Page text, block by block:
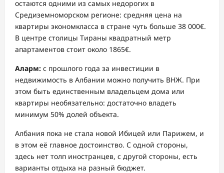
остаются одними из самых недорогих в
Средиземноморском регионе: средняя цена на
квартиры экономкласса в стране чуть больше 38 000€.
В центре столицы Тираны квадратный метр
апартаментов стоит около 1865€.
Аларм: с прошлого года за инвестиции в
недвижимость в Албании можно получить ВНЖ. При
этом быть единственным владельцем дома или
квартиры необязательно: достаточно владеть
минимум 50% долей объекта.
Албания пока не стала новой Ибицей или Парижем, и
в этом её главное достоинство. С одной стороны,
здесь нет толп иностранцев, с другой стороны, есть
варианты отдыха на разный бюджет.